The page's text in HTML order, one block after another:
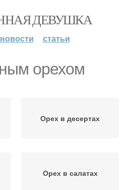
ДЕВУШКА
новости статьи
орехом
Орех в десертах
Орех в салатах